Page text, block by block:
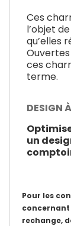
Ces
l’objet
qu’elles
ces
terme.
DESIGN
un
Pour les
concernant
rechange,